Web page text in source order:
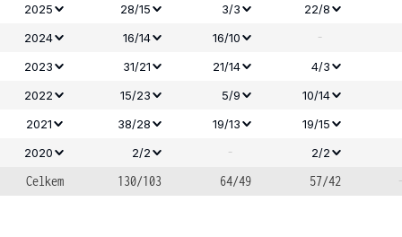
2025 28/15 3/3
22/8
2024
16/14 16/10 -
2023 31/21 21/14
4/3
2022
15/23 5/9
10/14
2021
38/28 19/13
19/15
2020
2/2 - 2/2
Celkem 130/103 64/49 57/42